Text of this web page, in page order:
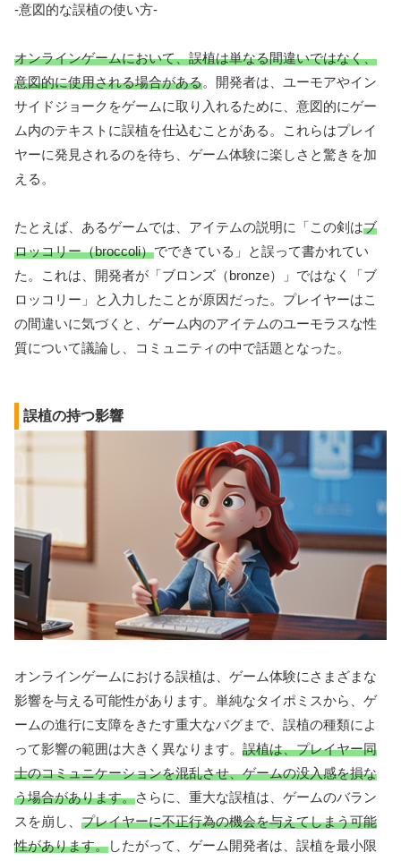
-意図的な誤植の使い方-
オンラインゲームにおいて、誤植は単なる間違いではなく、
意図的に使用される場合がある。開発者は、ユーモアやイン
サイドジョークをゲームに取り入れるために、意図的にゲー
ム内のテキストに誤植を仕込むことがある。これらはプレイ
ヤーに発見されるのを待ち、ゲーム体験に楽しさと驚きを加
える。
たとえば、あるゲームでは、アイテムの説明に「この剣はブ
ロッコリー（broccoli）でできている」と誤って書かれてい
た。これは、開発者が「ブロンズ（bronze）」ではなく「ブ
ロッコリー」と入力したことが原因だった。プレイヤーはこ
の間違いに気づくと、ゲーム内のアイテムのユーモラスな性
質について議論し、コミュニティの中で話題となった。
誤植の持つ影響
オンラインゲームにおける誤植は、ゲーム体験にさまざまな
影響を与える可能性があります。単純なタイポミスから、ゲ
ームの進行に支障をきたす重大なバグまで、誤植の種類によ
って影響の範囲は大きく異なります。 誤植は、プレイヤー同
士のコミュニケーションを混乱させ、ゲームの没入感を損な
う場合があります。さらに、重大な誤植は、ゲームのバラン
スを崩し、 プレイヤーに不正行為の機会を与えてしまう可能
性があります。したがって、ゲーム開発者は、誤植を最小限